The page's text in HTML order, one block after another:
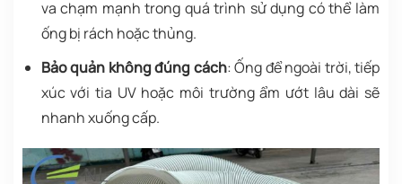
va chạm mạnh trong quá trình sử dụng có thể làm
ống bị rách hoặc thủng.
Bảo quản không đúng cách: Ống để ngoài trời, tiếp
xúc với tia UV hoặc môi trường ẩm ướt lâu dài sẽ
nhanh xuống cấp.